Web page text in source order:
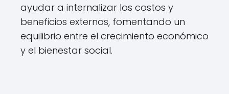
ayudar a internalizar los costos y
beneficios externos, fomentando un
equilibrio entre el crecimiento económico
y el bienestar social.